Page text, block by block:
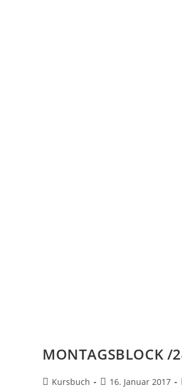
MONTAGSBLOCK /
Kursbuch 16. Januar 2017